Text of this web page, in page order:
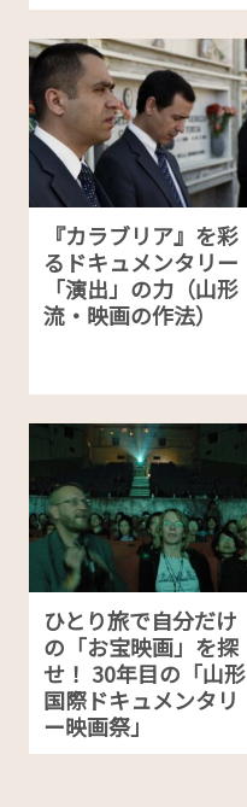
『カラブリア』を彩
るドキュメンタリー
「演出」の力（山形
流・映画の作法）
ひとり旅で自分だけ
の「お宝映画」を探
せ！ 30年目の「山形
国際ドキュメンタリ
ー映画祭」